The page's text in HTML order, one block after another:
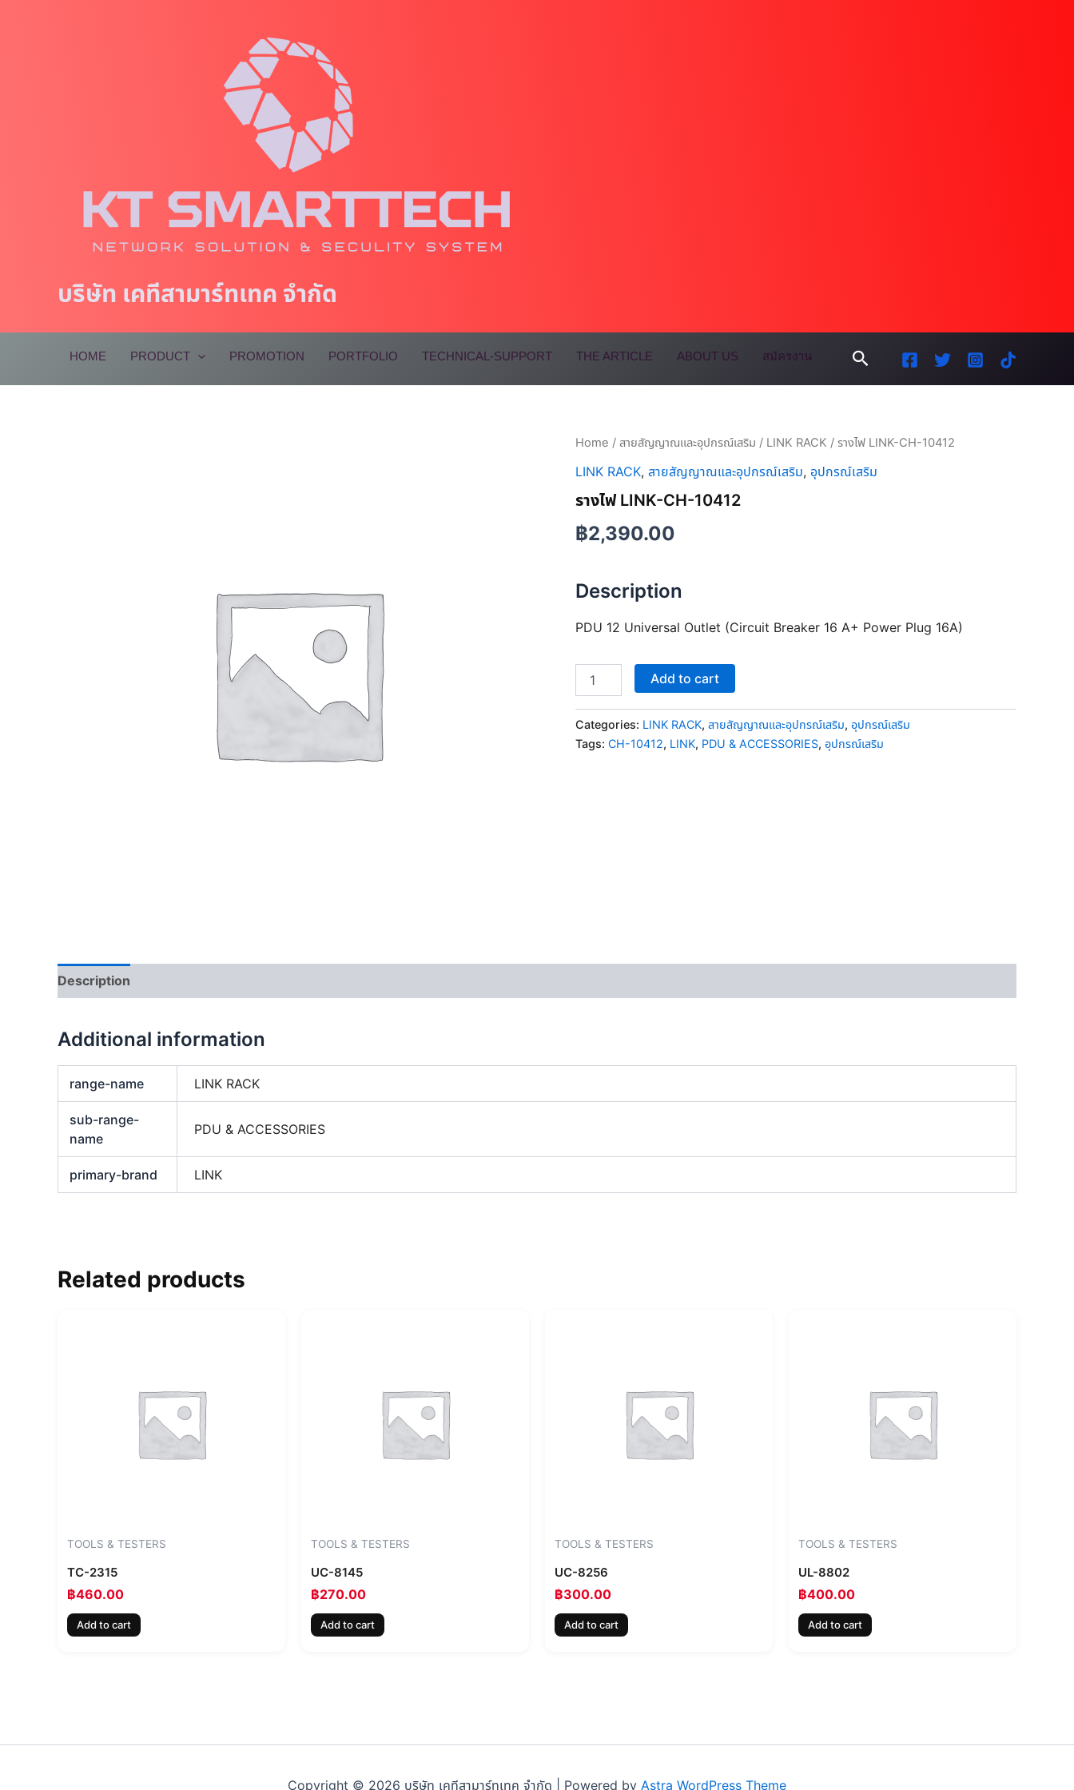
บริษัท เคทีสามาร์ทเทค จำกัด
HOME PRODUCT PROMOTION PORTFOLIO TECHNICAL-SUPPORT THE ARTICLE ABOUT US สมัครงาน Search
Home / สายสัญญาณและอุปกรณ์เสริม / LINK RACK / รางไฟ LINK-CH-10412
LINK RACK, สายสัญญาณและอุปกรณ์เสริม, อุปกรณ์เสริม
รางไฟ LINK-CH-10412
฿2,390.00
Description
PDU 12 Universal Outlet (Circuit Breaker 16 A+ Power Plug 16A)
ราง
LINK-
10412
Add to cart
Categories: LINK RACK, สายสัญญาณและอุปกรณ์เสริม, อุปกรณ์เสริม
Tags: CH-10412, LINK, PDU & ACCESSORIES, อุปกรณ์เสริม
Description
Additional information
range-name LINK RACK
sub-range-
name
PDU & ACCESSORIES
primary-brand LINK
Related products
TOOLS & TESTERS
TC-2315
฿460.00
Add to cart
TOOLS & TESTERS
UC-8145
฿270.00
Add to cart
TOOLS & TESTERS
UC-8256
฿300.00
Add to cart
TOOLS & TESTERS
UL-8802
฿400.00
Add to cart
Copyright © 2026 บริษัท เคทีสามาร์ทเทค จำกัด | Powered by Astra WordPress Theme